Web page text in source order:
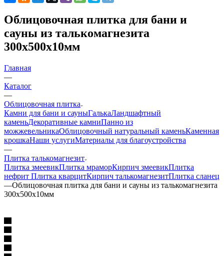
Облицовочная плитка для бани и
сауны из талькомагнезита
300х500х10мм
Главная
—
Каталог
—
Облицовочная плитка
Камни для бани и сауныГалькаЛандшафтный
каменьДекоративные камниПанно из
можжевельникаОблицовочный натуральный каменьКаменная
крошкаНаши услугиМатериалы для благоустройства
—
Плитка талькомагнезит
Плитка змеевикПлитка мраморКирпич змеевикПлитка
нефрит Плитка кварцитКирпич талькомагнезитПлитка сланец
—Облицовочная плитка для бани и сауны из талькомагнезита
300х500х10мм